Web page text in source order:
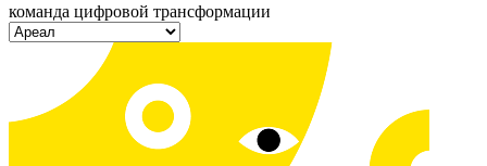
команда цифровой трансформации